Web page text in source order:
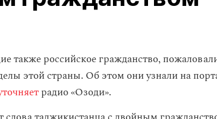
также российское гражданство,
этой страны. Об этом они узнали на
радио «Озоди».